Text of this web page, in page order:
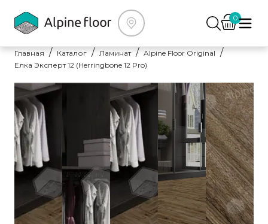
0
Главная Каталог Ламинат
Alpine Floor Original
Елка Эксперт 12 (Herringbone 12 Pro)